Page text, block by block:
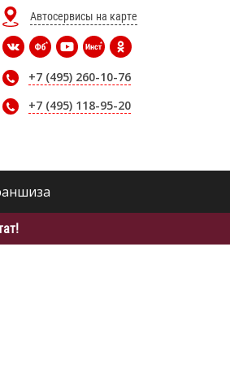
Автосервисы на карте
+7 (495) 260-10-76
+7 (495) 118-95-20